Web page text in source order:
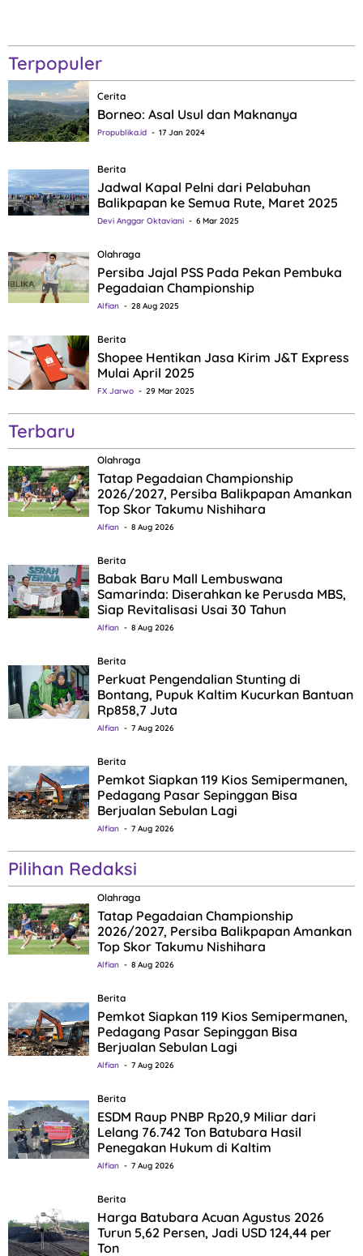
Terpopuler
Cerita
Borneo: Asal Usul dan Maknanya
Propublika.id 17 Jan 2024
Berita
Jadwal Kapal Pelni dari Pelabuhan
Balikpapan ke Semua Rute, Maret 2025
Devi Anggar Oktaviani 6 Mar 2025
Olahraga
Persiba Jajal PSS Pada Pekan Pembuka
Pegadaian Championship
Alfian 28 Aug 2025
Berita
Shopee Hentikan Jasa Kirim J&T Express
Mulai April 2025
FX Jarwo 29 Mar 2025
Terbaru
Olahraga
Tatap Pegadaian Championship
2026/2027, Persiba Balikpapan Amankan
Top Skor Takumu Nishihara
Alfian 8 Aug 2026
Berita
Babak Baru Mall Lembuswana
Samarinda: Diserahkan ke Perusda MBS,
Siap Revitalisasi Usai 30 Tahun
Alfian 8 Aug 2026
Berita
Perkuat Pengendalian Stunting di
Bontang, Pupuk Kaltim Kucurkan Bantuan
Rp858,7 Juta
Alfian 7 Aug 2026
Berita
Pemkot Siapkan 119 Kios Semipermanen,
Pedagang Pasar Sepinggan Bisa
Berjualan Sebulan Lagi
Alfian 7 Aug 2026
Pilihan Redaksi
Olahraga
Tatap Pegadaian Championship
2026/2027, Persiba Balikpapan Amankan
Top Skor Takumu Nishihara
Alfian 8 Aug 2026
Berita
Pemkot Siapkan 119 Kios Semipermanen,
Pedagang Pasar Sepinggan Bisa
Berjualan Sebulan Lagi
Alfian 7 Aug 2026
Berita
ESDM Raup PNBP Rp20,9 Miliar dari
Lelang 76.742 Ton Batubara Hasil
Penegakan Hukum di Kaltim
Alfian 7 Aug 2026
Berita
Harga Batubara Acuan Agustus 2026
Turun 5,62 Persen, Jadi USD 124,44 per
Ton